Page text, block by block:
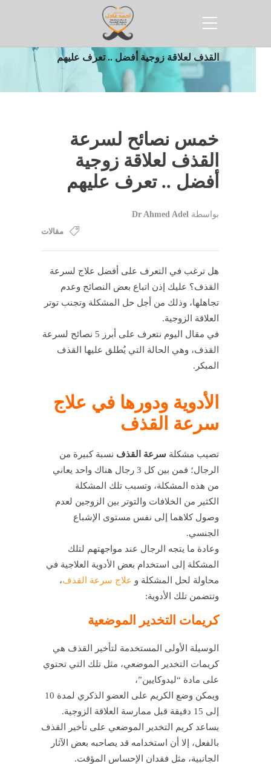
خمس نصائح لسرعة
القذف لعلاقة زوجية أفضل .. تعرف عليهم
خمس نصائح لسرعة
القذف لعلاقة زوجية
أفضل .. تعرف عليهم
بواسطةDr Ahmed Adel
مقالات
هل ترغب في التعرف على أفضل علاج لسرعة
القذف؟ عليك إذن اتباع بعض النصائح وعدم
تجاهلها، وذلك من أجل حل المشكلة وتجنب توتر
العلاقة الزوجية.
في مقال اليوم نتعرف على أبرز 5 نصائح لسرعة
القذف، وهي الحالة التي يُطلق عليها القذف
المبكر.
الأدوية ودورها في علاج
سرعة القذف
تصيب مشكلة سرعة القذف نسبة كبيرة من
الرجال؛ فمن بين كل 3 رجال هناك واحد يعاني
من هذه المشكلة، وتسبب تلك المشكلة
الكثير من الخلافات والتوتر بين الزوجين لعدم
وصول كلاهما إلى نفس مستوى الإشباع
الجنسي.
وعادة ما يتجه الرجال عند مواجهتهم لتلك
المشكلة إلى استخدام بعض الأدوية العلاجية في
محاولة لحل المشكلة و علاج سرعة القذف،
وتتضمن تلك الأدوية:
كريمات التخدير الموضعية
الوسيلة الأولى المستخدمة لتأخير القذف هي
كريمات التخدير الموضعي، مثل تلك التي تحتوي
على مادة “ليدوكايين”،
ويمكن وضع الكريم على العضو الذكري لمدة 10
إلى 15 دقيقة قبل ممارسة العلاقة الزوجية.
يساعد كريم التخدير الموضعي على تأخير القذف
بالفعل، إلا أن استخدامه قد يصاحبه بعض الآثار
الجانبية، مثل فقدان الإحساس المؤقت.